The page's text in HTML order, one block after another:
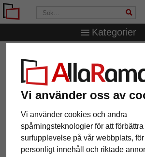
Vi använder oss av
Vi använder cookies och andra
spårningsteknologier för att förbättra
surfupplevelse på vår webbplats,
personligt innehåll och riktade
Kategorier
mått
Träram Laguna efter